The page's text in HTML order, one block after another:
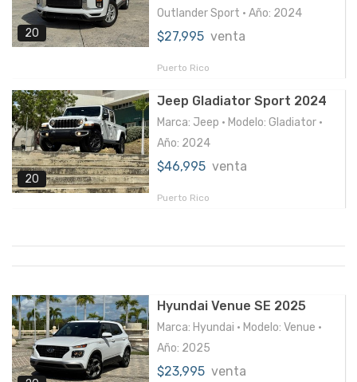
20
Outlander Sport • Año: 2024
$27,995 venta
Puerto Rico
20
Jeep Gladiator Sport 2024
Marca: Jeep • Modelo: Gladiator •
Año: 2024
$46,995 venta
Puerto Rico
Hyundai Venue SE 2025
Marca: Hyundai • Modelo: Venue •
Año: 2025
$23,995 venta